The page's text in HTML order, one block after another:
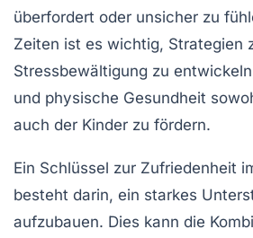
überfordert oder unsicher zu
Zeiten ist es wichtig, Strategien
Stressbewältigung zu
und physische Gesundheit
auch der Kinder zu fördern.
Ein Schlüssel zur Zufriedenheit
besteht darin, ein starkes
aufzubauen. Dies kann die